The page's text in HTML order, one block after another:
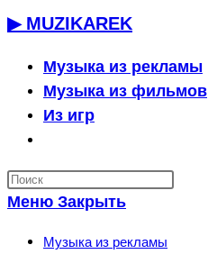
Перейти
содержимому
▶ MUZIKAREK
Музыка из рекламы
Музыка из фильмов
Из игр
по
веб-
сайту
Меню Закрыть
Музыка из рекламы